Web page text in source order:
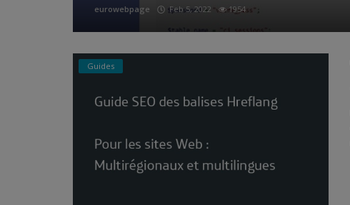
eurowebpage Feb 5, 2022 1954
Guides